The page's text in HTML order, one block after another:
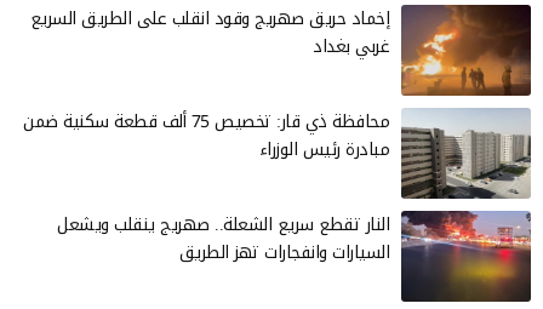
إخماد حريق صهريج وقود انقلب على الطريق السريع
غربي بغداد
محافظة ذي قار: تخصيص 75 ألف قطعة سكنية ضمن
مبادرة رئيس الوزراء
النار تقطع سريع الشعلة.. صهريج ينقلب ويشعل
السيارات وانفجارات تهز الطريق